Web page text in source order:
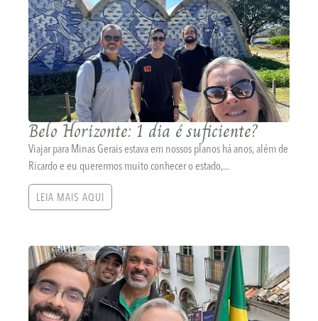
Belo Horizonte: 1 dia é suficiente?
Viajar para Minas Gerais estava em nossos planos há anos, além de
Ricardo e eu querermos muito conhecer o estado,...
LEIA MAIS AQUI